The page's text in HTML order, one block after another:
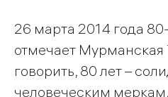
26 марта 2014 года
отмечает
говорить, 80 лет –
человеческим